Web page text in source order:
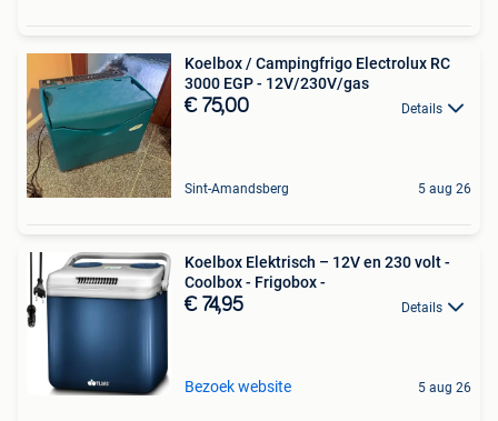
Koelbox / Campingfrigo Electrolux RC
3000 EGP - 12V/230V/gas
€ 75,00 Details
Sint-Amandsberg 5 aug 26
Koelbox Elektrisch – 12V en 230 volt -
Coolbox - Frigobox -
€ 74,95 Details
Bezoek website 5 aug 26